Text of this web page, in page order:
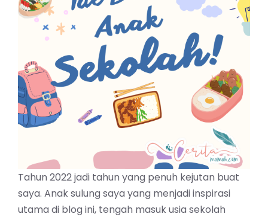
Tahun 2022 jadi tahun yang penuh kejutan buat
saya. Anak sulung saya yang menjadi inspirasi
utama di blog ini, tengah masuk usia sekolah